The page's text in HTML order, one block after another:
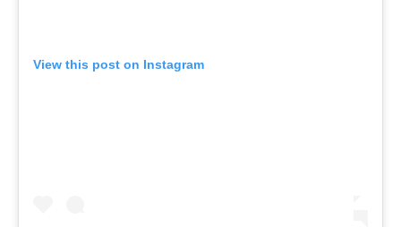
View this post on Instagram